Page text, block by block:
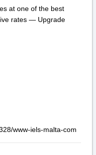
at one of the best
rates — Upgrade
www-iels-malta-com